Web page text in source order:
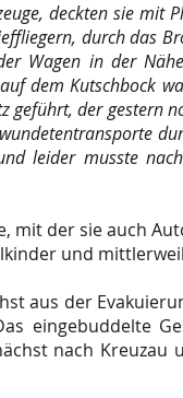
deckten sie mit
durch das
Wagen in der
dem Kutschbock
geführt, der gestern
leider musste
mit der sie auch
und
aus der
eingebuddelte
nach